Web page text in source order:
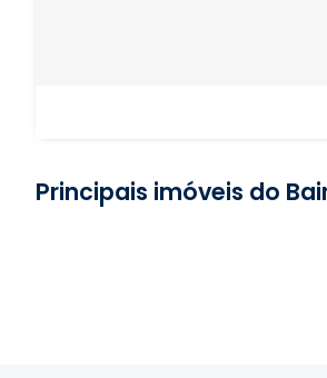
Principais imóveis do